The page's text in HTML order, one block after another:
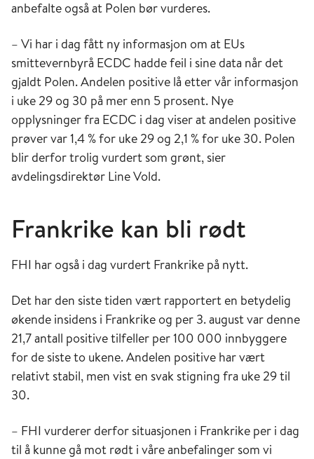
anbefalte også at Polen bør vurderes.
– Vi har i dag fått ny informasjon om at EUs
smittevernbyrå ECDC hadde feil i sine data når det
gjaldt Polen. Andelen positive lå etter vår informasjon
i uke 29 og 30 på mer enn 5 prosent. Nye
opplysninger fra ECDC i dag viser at andelen positive
prøver var 1,4 % for uke 29 og 2,1 % for uke 30. Polen
blir derfor trolig vurdert som grønt, sier
avdelingsdirektør Line Vold.
Frankrike kan bli rødt
FHI har også i dag vurdert Frankrike på nytt.
Det har den siste tiden vært rapportert en betydelig
økende insidens i Frankrike og per 3. august var denne
21,7 antall positive tilfeller per 100 000 innbyggere
for de siste to ukene. Andelen positive har vært
relativt stabil, men vist en svak stigning fra uke 29 til
30.
– FHI vurderer derfor situasjonen i Frankrike per i dag
til å kunne gå mot rødt i våre anbefalinger som vi